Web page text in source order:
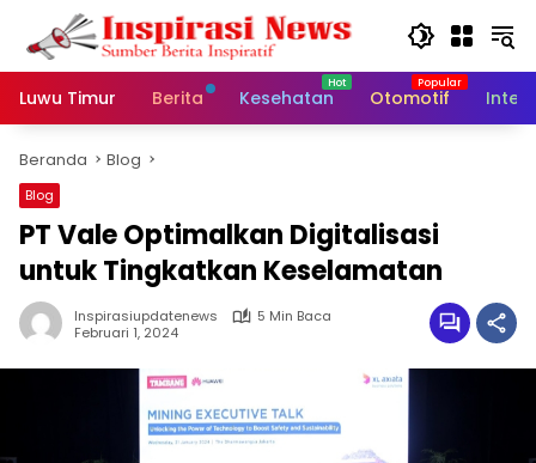
Langsung
konten
Luwu Timur
Berita Kesehatan Otomotif
Beranda Blog
Blog
PT Vale Optimalkan Digitalisasi
untuk Tingkatkan Keselamatan
Inspirasiupdatenews
5 Min Baca
Februari 1, 2024